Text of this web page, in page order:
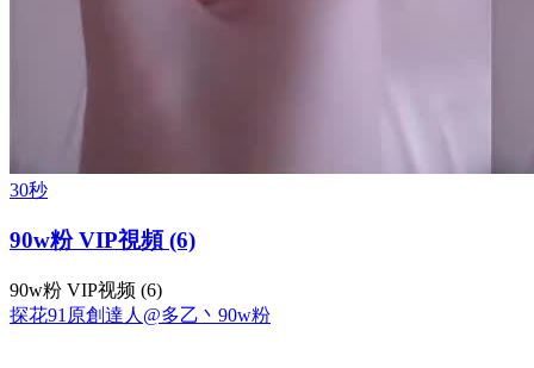
30秒
90w粉 VIP視頻 (6)
90w粉 VIP视频 (6)
探花91原創達人@多乙丶 90w粉